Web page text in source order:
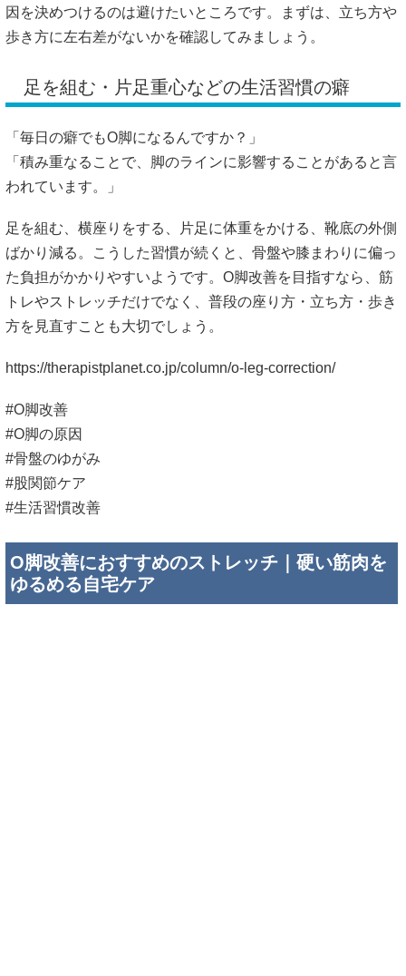
われています。」
ばかり減る。こうした習慣が続くと、骨盤や膝まわりに偏っ
た負担がかかりやすいようです。O脚改善を目指すなら、筋
トレやストレッチだけでなく、普段の座り方・立ち方・歩き
方を見直すことも大切でしょう。
https://therapistplanet.co.jp/column/o-leg-correction/
#O脚改善
#O脚の原因
#骨盤のゆがみ
#股関節ケア
#生活習慣改善
ゆるめる自宅ケア